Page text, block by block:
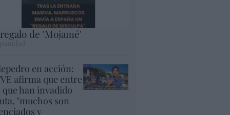
de 'Mojamé'
en acción:
afirma que entre
que han invadido
"muchos son
y